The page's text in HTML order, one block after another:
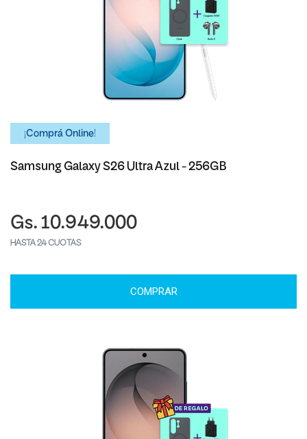
¡Comprá Online!
Samsung Galaxy S26 Ultra Azul - 256GB
Gs. 10.949.000
HASTA 24 CUOTAS
COMPRAR